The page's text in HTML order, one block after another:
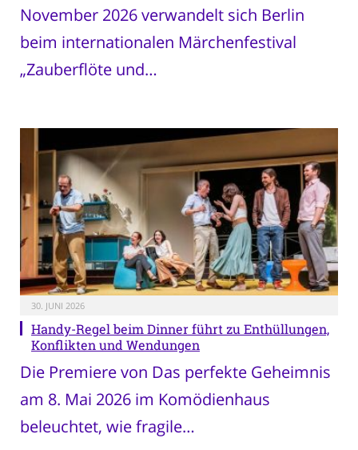
November 2026 verwandelt sich Berlin
beim internationalen Märchenfestival
„Zauberflöte und…
30. JUNI 2026
Handy-Regel beim Dinner führt zu Enthüllungen,
Konflikten und Wendungen
Die Premiere von Das perfekte Geheimnis
am 8. Mai 2026 im Komödienhaus
beleuchtet, wie fragile…